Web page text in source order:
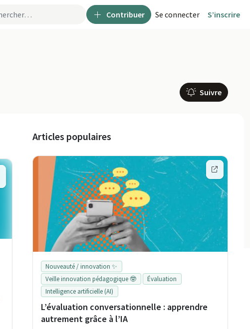
Contribuer Se connecter S’inscrire
Suivre
Articles populaires
Nouveauté / innovation ✨
Veille innovation pédagogique 🤓
Évaluation
Intelligence artificielle (AI)
L’évaluation conversationnelle : apprendre
autrement grâce à l’IA